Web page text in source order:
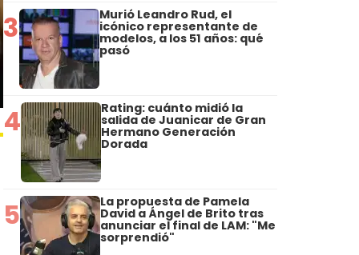
3 Murió Leandro Rud, el
icónico representante de
modelos, a los 51 años: qué
pasó
4 Rating: cuánto midió la
salida de Juanicar de Gran
Hermano Generación
Dorada
5 La propuesta de Pamela
David a Ángel de Brito tras
anunciar el final de LAM: "Me
sorprendió"